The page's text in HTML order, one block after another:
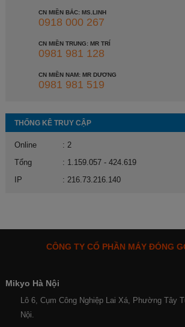
CN MIỀN BẮC: MS.LINH
0918 000 267
CN MIỀN TRUNG: MR TRÍ
0981 981 128
CN MIỀN NAM: MR DƯƠNG
0981 981 519
THỐNG KÊ TRUY CẬP
Online
: 2
Tổng
: 1.159.057 - 424.619
IP
: 216.73.216.140
CÔNG TY CỔ PHẦN MÁY ĐÓNG
Mikyo Hà Nội
Lô 6, Cụm Công Nghiệp Lai Xá, Phường Tây
Nội.